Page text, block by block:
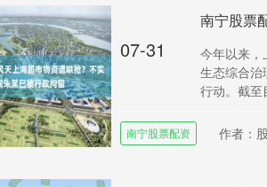
07-31
今年以来，
生态综合治
行动。截至
南宁股票配资 作者：